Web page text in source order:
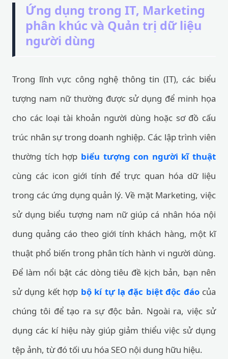
Ứng dụng trong IT, Marketing
phân khúc và Quản trị dữ liệu
người dùng
Trong lĩnh vực công nghệ thông tin (IT), các biểu
tượng nam nữ thường được sử dụng để minh họa
cho các loại tài khoản người dùng hoặc sơ đồ cấu
trúc nhân sự trong doanh nghiệp. Các lập trình viên
thường tích hợp biểu tượng con người kĩ thuật
cùng các icon giới tính để trực quan hóa dữ liệu
trong các ứng dụng quản lý. Về mặt Marketing, việc
sử dụng biểu tượng nam nữ giúp cá nhân hóa nội
dung quảng cáo theo giới tính khách hàng, một kĩ
thuật phổ biến trong phân tích hành vi người dùng.
Để làm nổi bật các dòng tiêu đề kịch bản, bạn nên
sử dụng kết hợp bộ kí tự lạ đặc biệt độc đáocủa
chúng tôi để tạo ra sự độc bản. Ngoài ra, việc sử
dụng các kí hiệu này giúp giảm thiểu việc sử dụng
tệp ảnh, từ đó tối ưu hóa SEO nội dung hữu hiệu.